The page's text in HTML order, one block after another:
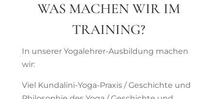
WAS MACHEN WIR IM
TRAINING?
In unserer Yogalehrer-Ausbildung machen
wir:
Viel Kundalini-Yoga-Praxis / Geschichte und